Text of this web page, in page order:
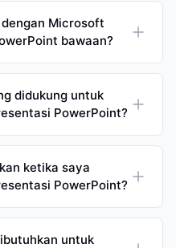
Microsoft
bawaan?
didukung untuk
PowerPoint?
ketika saya
PowerPoint?
untuk